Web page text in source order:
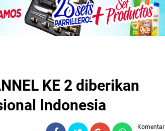
KE 2 diberikan
Indonesia
Komentar